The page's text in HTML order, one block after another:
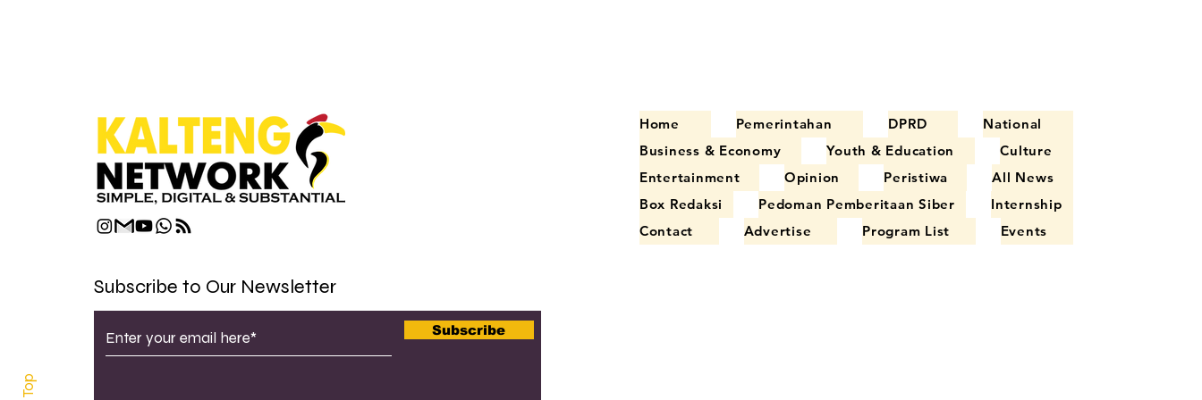
Subscribe to Our Newsletter
Subscribe
Home Pemerintahan DPRD
National
Business & Economy
Youth & Education
Culture
Entertainment
Opinion Peristiwa
All News
Box Redaksi
Pedoman Pemberitaan Siber
Internship
Contact
Advertise Program List Events